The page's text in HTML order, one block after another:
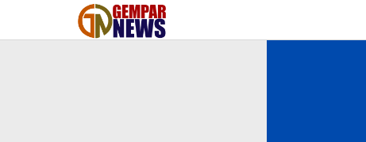
konten